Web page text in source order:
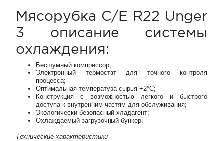
Мясорубка C/E R22 Unger
3 описание системы
охлаждения:
Бесшумный компрессор;
Электронный термостат для точного контроля
процесса;
Оптимальная температура сырья +2°С;
Конструкция с возможностью легкого и быстрого
доступа к внутренним частям для обслуживания;
Экологически-безопасный хладагент;
Охлаждаемый загрузочный бункер.
Технические характеристики